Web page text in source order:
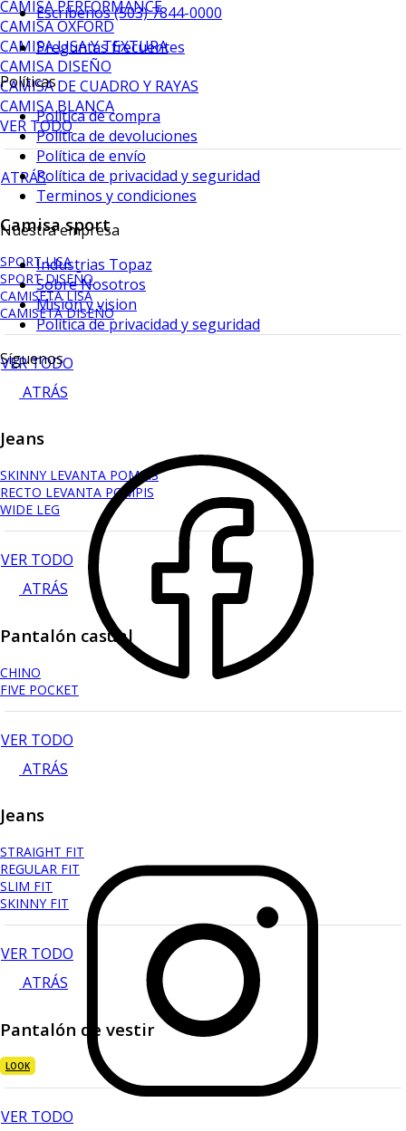
CAMISA PERFORMANCE
CAMISA OXFORD
CAMISA LISA Y TEXTURA
CAMISA DISEÑO
CAMISA DE CUADRO Y RAYAS
CAMISA BLANCA
VER TODO
ATRÁS
Camisa sport
SPORT LISA
SPORT DISEÑO
CAMISETA LISA
CAMISETA DISEÑO
VER TODO
ATRÁS
Jeans
SKINNY LEVANTA POMPIS
RECTO LEVANTA POMPIS
WIDE LEG
VER TODO
ATRÁS
Pantalón casual
CHINO
FIVE POCKET
VER TODO
ATRÁS
Jeans
STRAIGHT FIT
REGULAR FIT
SLIM FIT
SKINNY FIT
VER TODO
ATRÁS
Pantalón de vestir
LOOK
VER TODO
Escríbenos (503) 7844-0000
Preguntas frecuentes
Políticas
Política de compra
Política de devoluciones
Política de envío
Política de privacidad y seguridad
Terminos y condiciones
Nuestra empresa
Industrias Topaz
Sobre Nosotros
Mision y vision
Política de privacidad y seguridad
Síguenos